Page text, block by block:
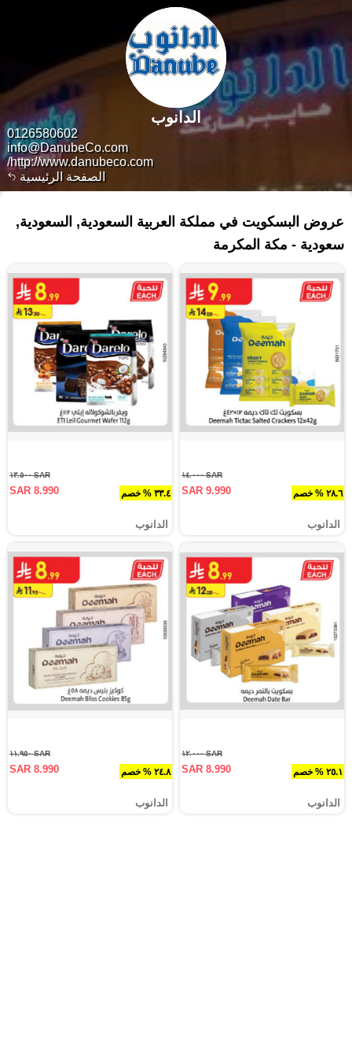
الصفحة الرئيسية
0126580602
info@DanubeCo.com
http://www.danubeco.com/
الدانوب
عروض البسكويت في مملكة العربية السعودية, السعودية,
سعودية - مكة المكرمة
٢٨.٦ % خصم
SAR ١٤.٠٠٠
SAR 9.990
الدانوب
٣٣.٤ % خصم
SAR ١٣.٥٠٠
SAR 8.990
الدانوب
٢٥.١ % خصم
SAR ١٢.٠٠٠
SAR 8.990
الدانوب
٢٤.٨ % خصم
SAR ١١.٩٥٠
SAR 8.990
الدانوب